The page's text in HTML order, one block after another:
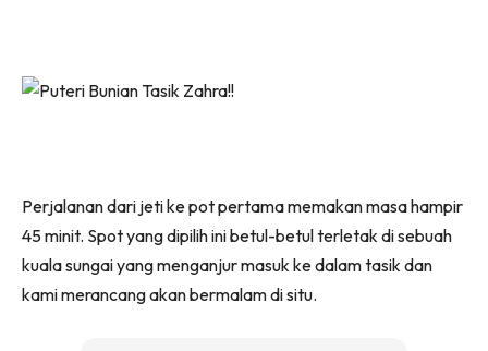
Perjalanan dari jeti ke pot pertama memakan masa hampir
45 minit. Spot yang dipilih ini betul-betul terletak di sebuah
kuala sungai yang menganjur masuk ke dalam tasik dan
kami merancang akan bermalam di situ.